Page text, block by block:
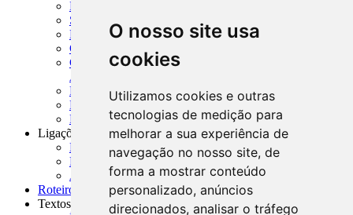
O nosso site usa
cookies
Utilizamos cookies e outras
tecnologias de medição para
melhorar a sua experiência de
navegação no nosso site, de
forma a mostrar conteúdo
personalizado, anúncios
direcionados, analisar o tráfego
MCR - Manual de Crédito Rural
SISORF - Manual de Organização do SFN
MASUP - Manual de Supervisão Bancária
CADOC - Catálogo de Documentos
CNAE-CONCLA - Classificação Nacional de
Atividades Econômicas
PMF - Cartilhas do BCB
Manuais Auxiliares do BCB e Cosif-e
Resenhas Diárias Governamentais
Ligações Externas
Links Úteis
Presidência da República
Agências Nacionais Reguladoras
Roteiros para Estudos
Textos